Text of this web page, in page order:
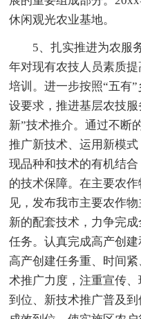
休闲观光农业基地。
5、扎实推进为农服
年对现有农技人员素质
培训。进一步按照“五有
设要求，推进基层农技
新”技术推介。通过不断
推广新技术、运用新模
现品种和技术的有机结
的技术保障。在主要农
见，发布我市主要农作
新的配套技术，力争完
任务。认真完成高产创
高产创建任务重、时间
术推广力度，注重宣传
到位、新技术推广普及